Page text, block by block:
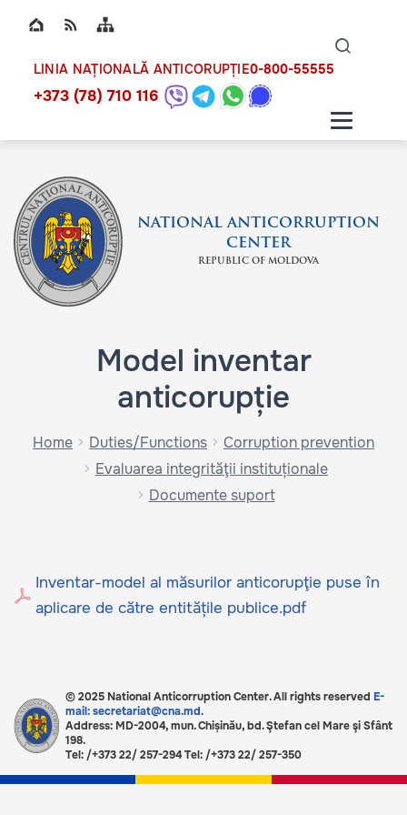
Top bar navigation
LINIA NAȚIONALĂ ANTICORUPȚIE0-800-55555
+373 (78) 710 116
NATIONAL ANTICORRUPTION
CENTER
REPUBLIC OF MOLDOVA
Model inventar
anticorupție
Home Duties/Functions
Corruption prevention
Evaluarea integrităţii instituționale
Documente suport
Inventar-model al măsurilor anticorupţie puse în
aplicare de către entitățile publice.pdf
© 2025 National Anticorruption Center. All rights reserved E-
mail: secretariat@cna.md.
Address: MD-2004, mun. Chișinău, bd. Ştefan cel Mare şi Sfânt
198.
Tel: /+373 22/ 257-294 Tel: /+373 22/ 257-350